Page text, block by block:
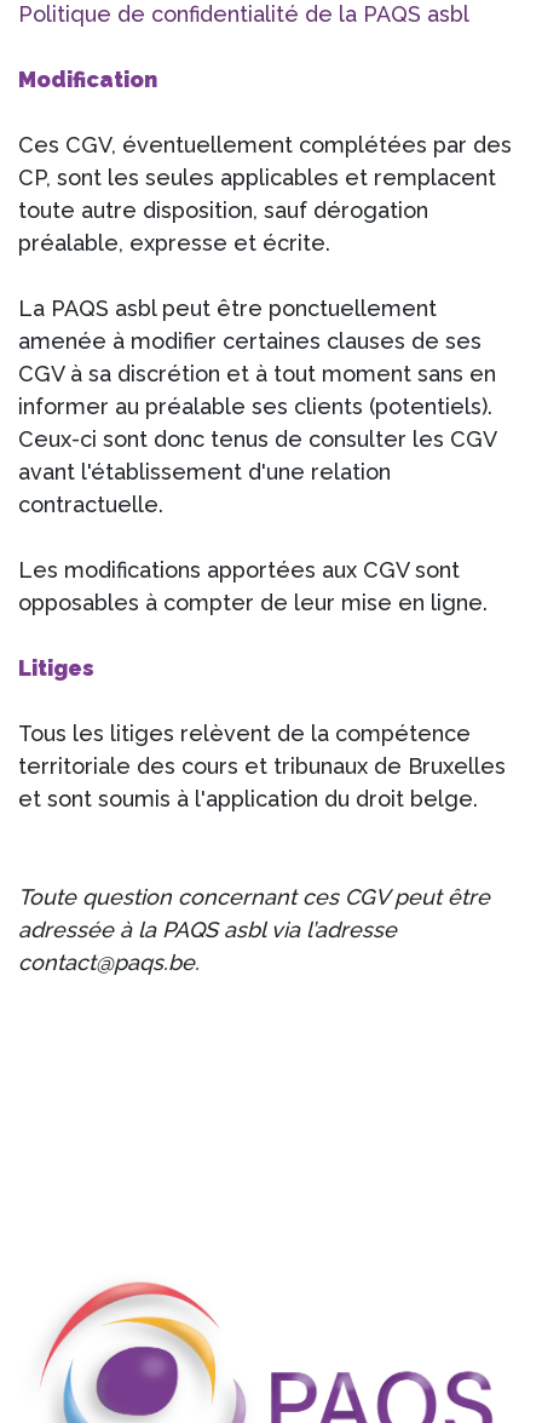
Politique de confidentialité de la PAQS asbl
Modification
Ces CGV, éventuellement complétées par des
CP, sont les seules applicables et remplacent
toute autre disposition, sauf dérogation
préalable, expresse et écrite.
La PAQS asbl peut être ponctuellement
amenée à modifier certaines clauses de ses
CGV à sa discrétion et à tout moment sans en
informer au préalable ses clients (potentiels).
Ceux-ci sont donc tenus de consulter les CGV
avant l'établissement d'une relation
contractuelle.
Les modifications apportées aux CGV sont
opposables à compter de leur mise en ligne.
Litiges
Tous les litiges relèvent de la compétence
territoriale des cours et tribunaux de Bruxelles
et sont soumis à l'application du droit belge.
Toute question concernant ces CGV peut être
adressée à la PAQS asbl via l’adresse
contact@paqs.be.